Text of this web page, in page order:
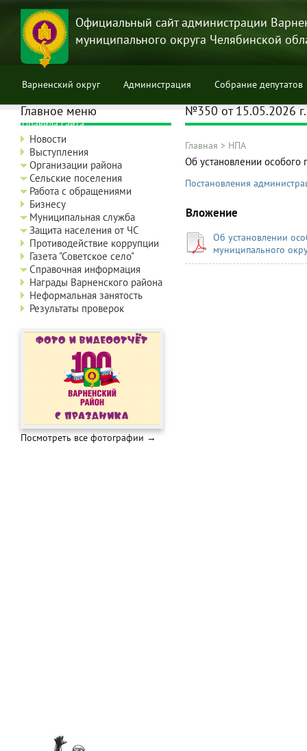
Перейти
основному
содержанию
Официальный сайт администрации
муниципального округа Челябинской
Варненский округ Администрация Собрание депутатов
Правила сайта
№350 от 15.05.2026 г.
Строка
навигации
Главная > НПА
Об установлении особого
Постановления
Вложение
Об установлении
муниципального
Главное меню
Новости
Выступления
Организации района
Сельские поселения
Работа с обращениями
Бизнесу
Муниципальная служба
Защита населения от ЧС
Противодействие коррупции
Газета "Советское село"
Справочная информация
Награды Варненского района
Неформальная занятость
Результаты проверок
Посмотреть все фотографии →